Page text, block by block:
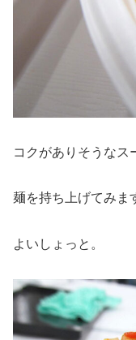
コクがありそうなス
麺を持ち上げてみま
よいしょっと。